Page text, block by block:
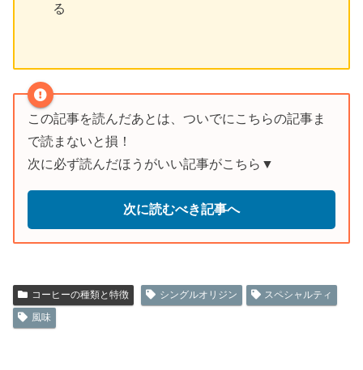
る
この記事を読んだあとは、ついでにこちらの記事ま
で読まないと損！
次に必ず読んだほうがいい記事がこちら▼
次に読むべき記事へ
コーヒーの種類と特徴 シングルオリジン
スペシャルティ
風味